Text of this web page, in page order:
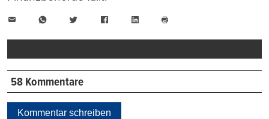
WhatsAppTwitter FacebookLinkedIn
drucken
58 Kommentare
Kommentar schreiben